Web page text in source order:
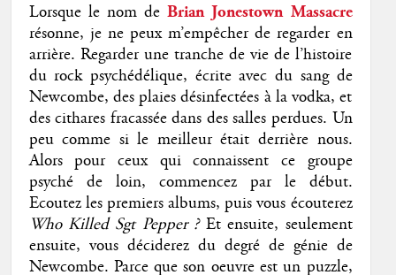
Lorsque le nom de Brian Jonestown Massacre
résonne, je ne peux m’empêcher de regarder en
arrière. Regarder une tranche de vie de l’histoire
du rock psychédélique, écrite avec du sang de
Newcombe, des plaies désinfectées à la vodka, et
des cithares fracassée dans des salles perdues. Un
peu comme si le meilleur était derrière nous.
Alors pour ceux qui connaissent ce groupe
psyché de loin, commencez par le début.
Ecoutez les premiers albums, puis vous écouterez
Who Killed Sgt Pepper ?Et ensuite, seulement
ensuite, vous déciderez du degré de génie de
Newcombe. Parce que son oeuvre est un puzzle,